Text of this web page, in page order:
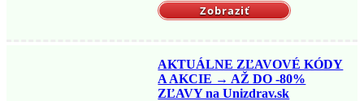
Zobraziť
AKTUÁLNE ZĽAVOVÉ KÓDY
A AKCIE → AŽ DO -80%
ZĽAVY na Unizdrav.sk